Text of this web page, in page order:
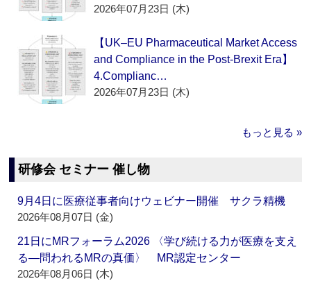
2026年07月23日 (木)
【UK–EU Pharmaceutical Market Access
and Compliance in the Post-Brexit Era】
4.Complianc…
2026年07月23日 (木)
もっと見る »
研修会 セミナー 催し物
9月4日に医療従事者向けウェビナー開催 サクラ精機
2026年08月07日 (金)
21日にMRフォーラム2026 〈学び続ける力が医療を支え
る―問われるMRの真価〉 MR認定センター
2026年08月06日 (木)